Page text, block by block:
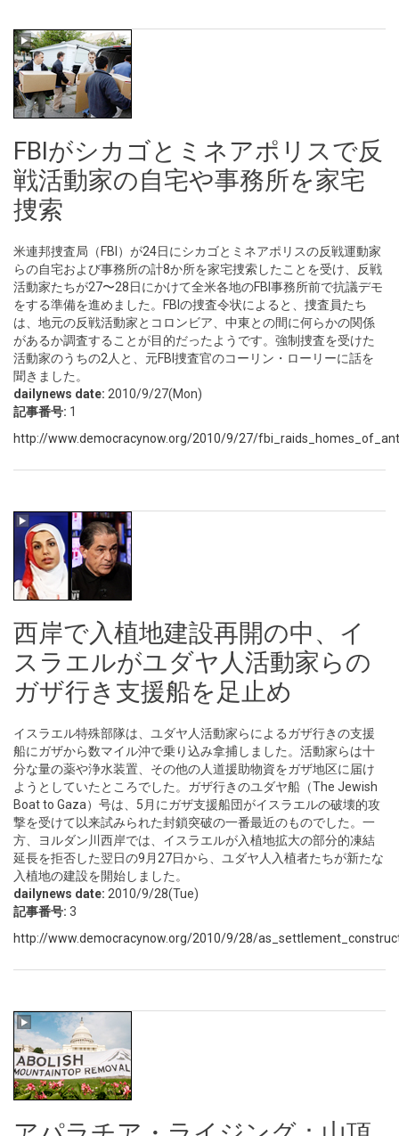
FBIがシカゴとミネアポリスで反
戦活動家の自宅や事務所を家宅
捜索
米連邦捜査局（FBI）が24日にシカゴとミネアポリスの反戦運動家
らの自宅および事務所の計8か所を家宅捜索したことを受け、反戦
活動家たちが27〜28日にかけて全米各地のFBI事務所前で抗議デモ
をする準備を進めました。FBIの捜査令状によると、捜査員たち
は、地元の反戦活動家とコロンビア、中東との間に何らかの関係
があるか調査することが目的だったようです。強制捜査を受けた
活動家のうちの2人と、元FBI捜査官のコーリン・ローリーに話を
聞きました。
dailynews date: 2010/9/27(Mon)
記事番号: 1
http://www.democracynow.org/2010/9/27/
西岸で入植地建設再開の中、イ
スラエルがユダヤ人活動家らの
ガザ行き支援船を足止め
イスラエル特殊部隊は、ユダヤ人活動家らによるガザ行きの支援
船にガザから数マイル沖で乗り込み拿捕しました。活動家らは十
分な量の薬や浄水装置、その他の人道援助物資をガザ地区に届け
ようとしていたところでした。ガザ行きのユダヤ船（The Jewish
Boat to Gaza）号は、5月にガザ支援船団がイスラエルの破壊的攻
撃を受けて以来試みられた封鎖突破の一番最近のものでした。一
方、ヨルダン川西岸では、イスラエルが入植地拡大の部分的凍結
延長を拒否した翌日の9月27日から、ユダヤ人入植者たちが新たな
入植地の建設を開始しました。
dailynews date: 2010/9/28(Tue)
記事番号: 3
http://www.democracynow.org/2010/9/28/